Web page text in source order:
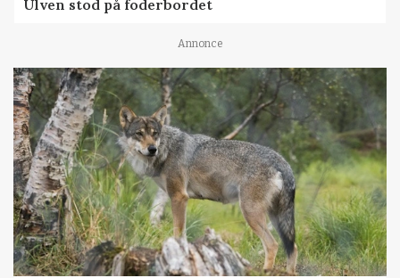
Ulven stod på foderbordet
Annonce